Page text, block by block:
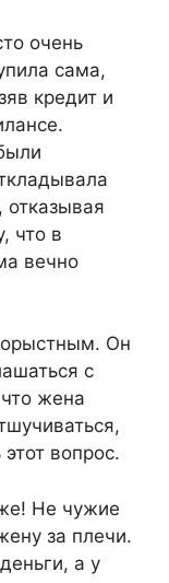
очень
сама,
кредит и
что в
вечно
Он
с
жена
вопрос.
Не чужие
за плечи.
а у